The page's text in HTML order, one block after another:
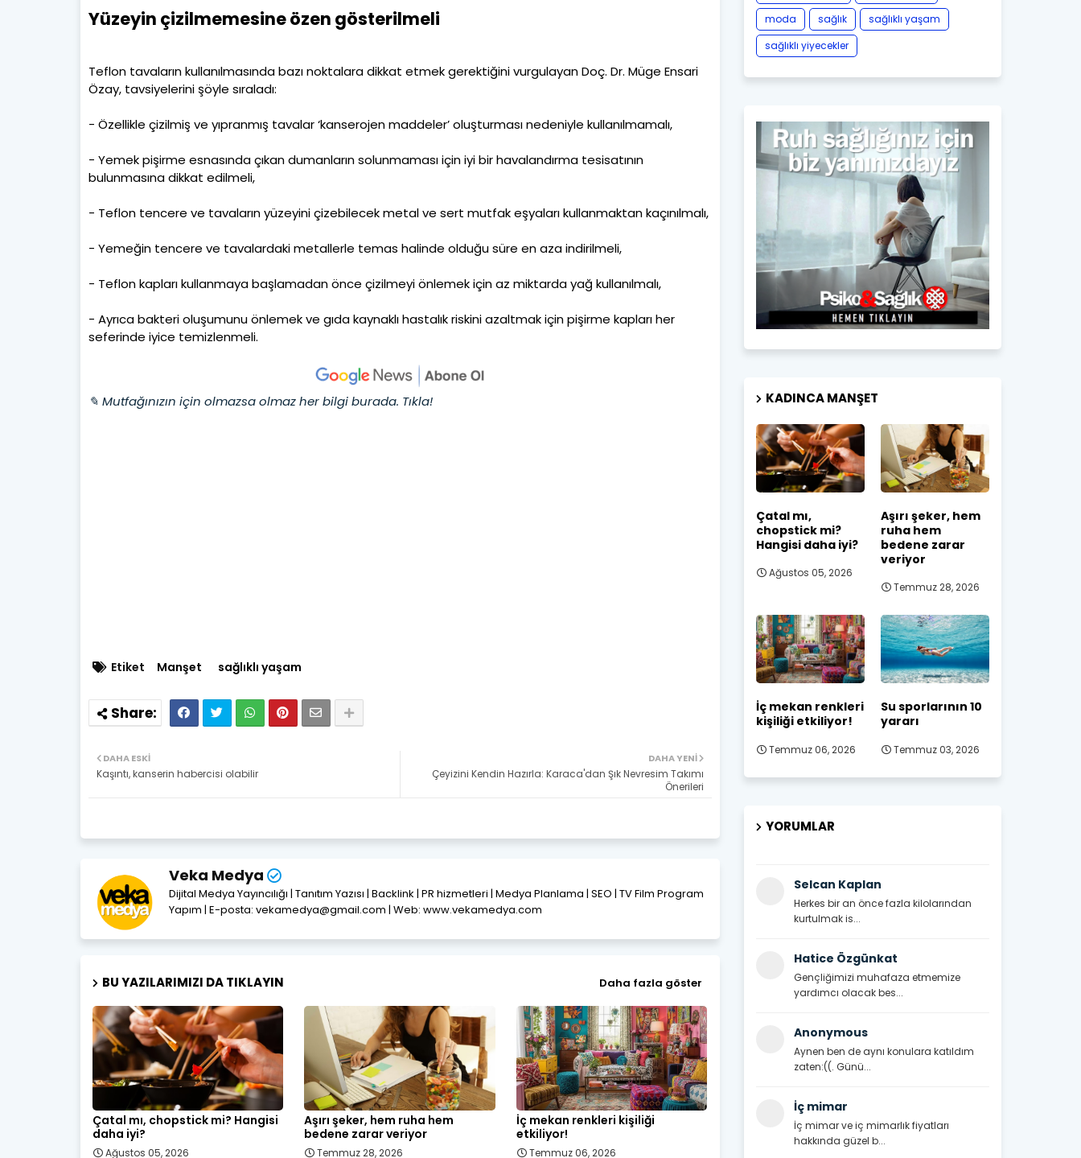
Yüzeyin çizilmemesine özen gösterilmeli
Teflon tavaların kullanılmasında bazı noktalara dikkat etmek gerektiğini vurgulayan Doç. Dr. Müge Ensari
Özay, tavsiyelerini şöyle sıraladı:
- Özellikle çizilmiş ve yıpranmış tavalar ‘kanserojen maddeler’ oluşturması nedeniyle kullanılmamalı,
- Yemek pişirme esnasında çıkan dumanların solunmaması için iyi bir havalandırma tesisatının
bulunmasına dikkat edilmeli,
- Teflon tencere ve tavaların yüzeyini çizebilecek metal ve sert mutfak eşyaları kullanmaktan kaçınılmalı,
- Yemeğin tencere ve tavalardaki metallerle temas halinde olduğu süre en aza indirilmeli,
- Teflon kapları kullanmaya başlamadan önce çizilmeyi önlemek için az miktarda yağ kullanılmalı,
- Ayrıca bakteri oluşumunu önlemek ve gıda kaynaklı hastalık riskini azaltmak için pişirme kapları her
seferinde iyice temizlenmeli.
✎ Mutfağınızın için olmazsa olmaz her bilgi burada. Tıkla!
Etiket Manşet sağlıklı yaşam
DAHA YENI
Çeyizini Kendin Hazırla: Karaca'dan Şık Nevresim Takımı
Önerileri
DAHA ESKI
Kaşıntı, kanserin habercisi olabilir
Veka Medya
Dijital Medya Yayıncılığı | Tanıtım Yazısı | Backlink | PR hizmetleri | Medya Planlama | SEO | TV Film Program
Yapım | E-posta: vekamedya@gmail.com | Web: www.vekamedya.com
BU YAZILARIMIZI DA TIKLAYIN Daha fazla göster
Çatal mı, chopstick mi? Hangisi
daha iyi?
Ağustos 05, 2026
Aşırı şeker, hem ruha hem
bedene zarar veriyor
Temmuz 28, 2026
İç mekan renkleri kişiliği
etkiliyor!
Temmuz 06, 2026
moda
sağlık
sağlıklı yaşam
sağlıklı yiyecekler
KADINCA MANŞET
Çatal mı,
chopstick mi?
Hangisi daha iyi?
Ağustos 05, 2026
Aşırı şeker, hem
ruha hem
bedene zarar
veriyor
Temmuz 28, 2026
İç mekan renkleri
kişiliği etkiliyor!
Temmuz 06, 2026
Su sporlarının 10
yararı
Temmuz 03, 2026
YORUMLAR
Selcan Kaplan
Herkes bir an önce fazla kilolarından
kurtulmak is...
Hatice Özgünkat
Gençliğimizi muhafaza etmemize
yardımcı olacak bes...
Anonymous
Aynen ben de aynı konulara katıldım
zaten:((. Günü...
İç mimar
İç mimar ve iç mimarlık fiyatları
hakkında güzel b...